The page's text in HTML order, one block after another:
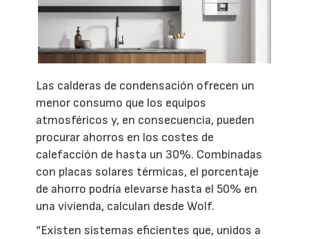
Las calderas de condensación ofrecen un
menor consumo que los equipos
atmosféricos y, en consecuencia, pueden
procurar ahorros en los costes de
calefacción de hasta un 30%. Combinadas
con placas solares térmicas, el porcentaje
de ahorro podría elevarse hasta el 50% en
una vivienda, calculan desde Wolf.
“Existen sistemas eficientes que, unidos a